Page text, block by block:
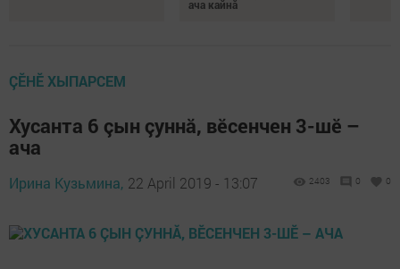
ача кайнă
ÇӖНӖ ХЫПАРСЕМ
Хусанта 6 çын çуннă, вӗсенчен 3-шӗ –
ача
Ирина Кузьмина, 22 April 2019 - 13:07 2403 0 0